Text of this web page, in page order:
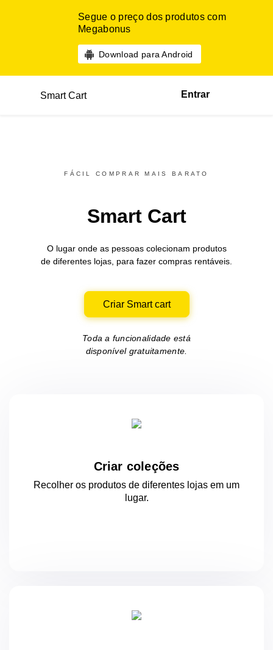
Segue o preço dos produtos com
Megabonus
Download para Android
Smart Cart Entrar
FÁCIL COMPRAR MAIS BARATO
Smart Cart
O lugar onde as pessoas colecionam produtos
de diferentes lojas, para fazer compras rentáveis.
Criar Smart cart
Toda a funcionalidade está
disponível gratuitamente.
Criar coleções
Recolher os produtos de diferentes lojas em um
lugar.